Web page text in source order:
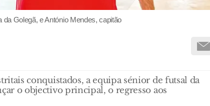
Golegã, e António Mendes, capitão
conquistados, a equipa sénior de futsal da
o objectivo principal, o regresso aos